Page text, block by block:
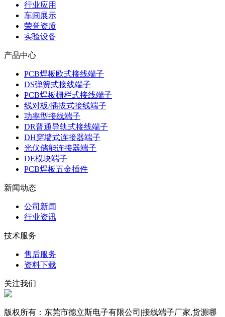
行业应用
车间展示
荣誉资质
实验设备
产品中心
PCB焊板欧式接线端子
DS弹簧式接线端子
PCB焊板栅栏式接线端子
线对板/插拔式接线端子
功率型接线端子
DR普通导轨式接线端子
DH穿墙式连接器端子
光伏储能连接器端子
DE模块端子
PCB焊板五金插件
新闻动态
公司新闻
行业资讯
技术服务
售后服务
资料下载
关注我们
版权所有：东莞市德立斯电子有限公司|接线端子厂家,货源哪